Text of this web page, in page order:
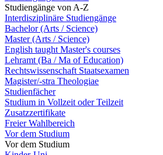
Studiengänge von A-Z
Interdisziplinäre Studiengänge
Bachelor (Arts / Science)
Master (Arts / Science)
English taught Master's courses
Lehramt (Ba / Ma of Education)
Rechtswissenschaft Staatsexamen
Magister/-stra Theologiae
Studienfächer
Studium in Vollzeit oder Teilzeit
Zusatzzertifikate
Freier Wahlbereich
Vor dem Studium
Vor dem Studium